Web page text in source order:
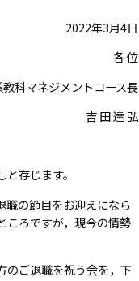
2022年3月4日
各 位
教科マネジメントコース長
吉 田 達 弘
存じます。
の節目をお迎えになら
ころですが，現今の情勢
のご退職を祝う会を，下